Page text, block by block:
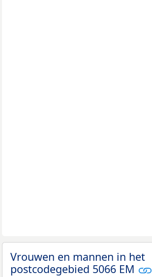
Vrouwen en mannen in het
postcodegebied 5066 EM